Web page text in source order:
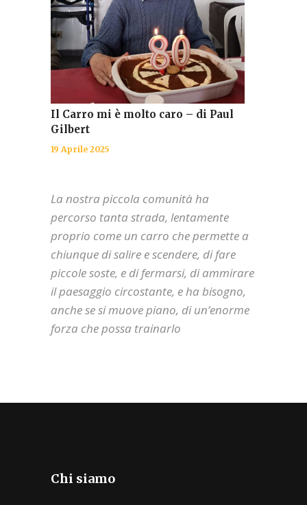
Il Carro mi è molto caro – di Paul
Gilbert
19 Aprile 2025
La nostra piccola comunità ha
percorso tanta strada, lentamente
proprio come un carro che permette a
chiunque di salire e scendere, di fare
piccole soste, e di fermarsi, di ammirare
il paesaggio circostante, e ha bisogno,
anche se si muove piano, di un’enorme
forza che possa trainarlo
Chi siamo